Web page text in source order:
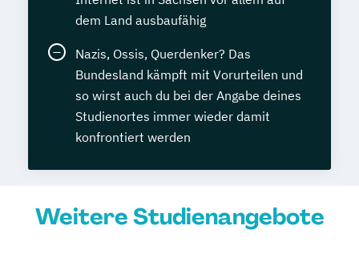
dem Land ausbaufähig
Nazis, Ossis, Querdenker? Das
Bundesland kämpft mit Vorurteilen und
so wirst auch du bei der Angabe deines
Studienortes immer wieder damit
konfrontiert werden
Weitere Studienangebote